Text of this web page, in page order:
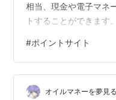
相当、現金や電子マネ
トすることができます
を経由するとお得に利
した。
付与率を比較してみた
当ブログ特典 楽天リー
#ポイントサイト
オイルマネーを夢見